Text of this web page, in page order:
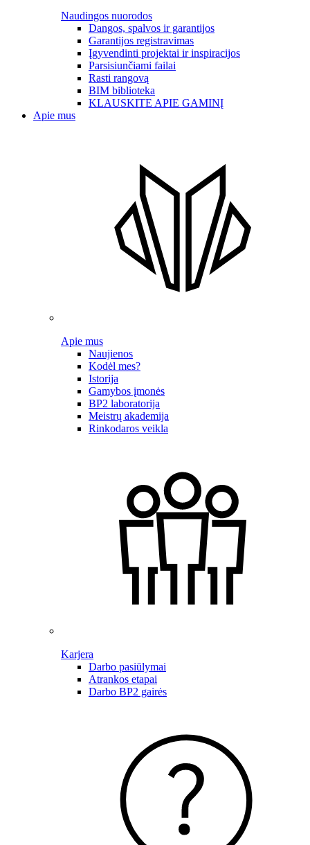
Naudingos nuorodos
Dangos, spalvos ir garantijos
Garantijos registravimas
Įgyvendinti projektai ir inspiracijos
Parsisiunčiami failai
Rasti rangovą
BIM biblioteka
KLAUSKITE APIE GAMINĮ
Apie mus
Apie mus
Naujienos
Kodėl mes?
Istorija
Gamybos įmonės
BP2 laboratorija
Meistrų akademija
Rinkodaros veikla
Karjera
Darbo pasiūlymai
Atrankos etapai
Darbo BP2 gairės